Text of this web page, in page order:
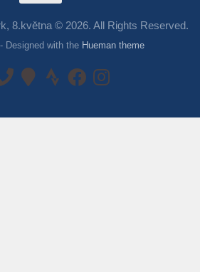
8.května © 2026. All Rights Reserved.
- Designed with the Hueman theme